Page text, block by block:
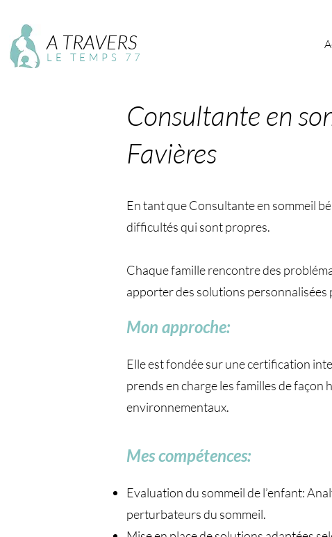
LE TEMPS 77
A TRAVERS
Consultante en
Favières
En tant que Consultante en sommeil
difficultés qui sont propres.
Chaque famille rencontre des
apporter des solutions personnalisées
Mon approche:
Elle est fondée sur une certification
prends en charge les familles de
environnementaux.
Mes compétences:
Evaluation du sommeil de l’enfant:
perturbateurs du sommeil.